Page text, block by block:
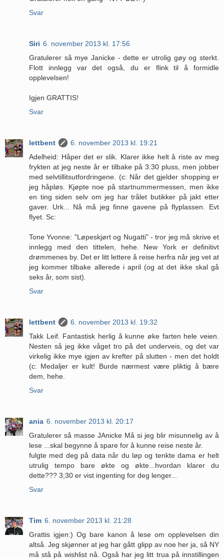
Svar
Siri 6. november 2013 kl. 17:56
Gratulerer så mye Janicke - dette er utrolig gøy og sterkt.
Flott innlegg var det også, du er flink til å formidle
opplevelsen!
Igjen GRATTIS!
Svar
lettbent
6. november 2013 kl. 19:21
Adelheid: Håper det er slik. Klarer ikke helt å riste av meg
frykten at jeg neste år er tilbake på 3:30 pluss, men jobber
med selvtillitsutfordringene. (c: Når det gjelder shopping er
jeg håpløs. Kjøpte noe på startnummermessen, men ikke
en ting siden selv om jeg har trålet butikker på jakt etter
gaver. Urk... Nå må jeg finne gavene på flyplassen. Evt
flyet. Sc:
Tone Yvonne: "Løpeskjørt og Nugatti" - tror jeg må skrive et
innlegg med den tittelen, hehe. New York er definitivt
drømmenes by. Det er litt lettere å reise herfra når jeg vet at
jeg kommer tilbake allerede i april (og at det ikke skal gå
seks år, som sist).
Svar
lettbent
6. november 2013 kl. 19:32
Takk Leif. Fantastisk herlig å kunne øke farten hele veien.
Nesten så jeg ikke våget tro på det underveis, og det var
virkelig ikke mye igjen av krefter på slutten - men det holdt
(c: Medaljer er kult! Burde nærmest være pliktig å bære
dem, hehe.
Svar
ania 6. november 2013 kl. 20:17
Gratulerer så masse JAnicke Må si jeg blir misunnelig av å
lese ...skal begynne å spare for å kunne reise neste år.
fulgte med deg på data når du løp og tenkte dama er helt
utrulig tempo bare økte og økte...hvordan klarer du
dette??? 3;30 er vist ingenting for deg lenger...
Svar
Tim 6. november 2013 kl. 21:28
Grattis igjen:) Og bare kanon å lese om opplevelsen din
altså. Jeg skjønner at jeg har gått glipp av noe her ja, så NY
må stå på wishlist nå. Også har jeg litt trua på innstillingen